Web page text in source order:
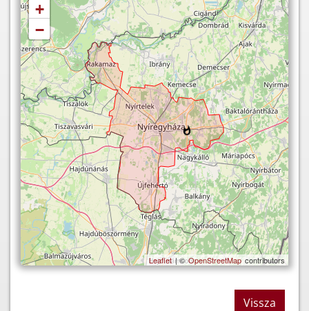
+
−
Leaflet| ©OpenStreetMap contributors
Vissza